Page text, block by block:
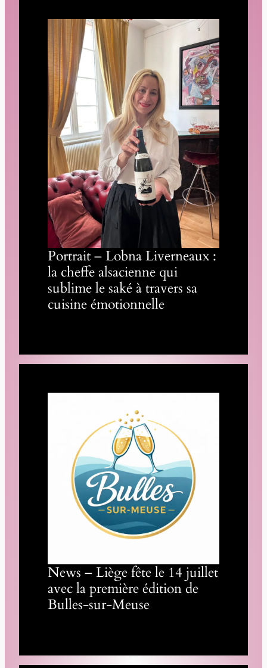
Portrait – Lobna Liverneaux :
la cheffe alsacienne qui
sublime le saké à travers sa
cuisine émotionnelle
News – Liège fête le 14 juillet
avec la première édition de
Bulles-sur-Meuse